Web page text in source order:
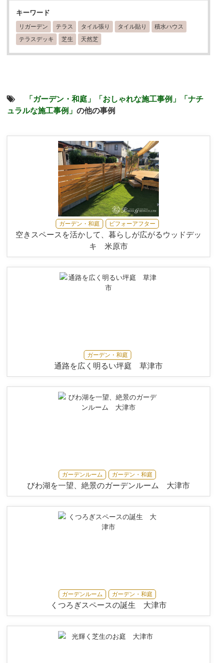
キーワード
リガーデン テラス タイル張り タイル貼り
積水ハウス
テラスデッキ
芝生 天然芝
「ガーデン・和庭」 「おしゃれな施工事例」
「ナチ
ュラルな施工事例」 の他の事例
ガーデン・和庭 ビフォーアフター
空きスペースを活かして、暮らしが広がるウッドデッ
キ 米原市
ガーデン・和庭
通路を広く明るい坪庭 草津市
ガーデンルーム ガーデン・和庭
びわ湖を一望、絶景のガーデンルーム 大津市
ガーデンルーム ガーデン・和庭
くつろぎスペースの誕生 大津市